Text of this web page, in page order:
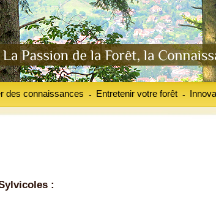
des connaissances Entretenir votre forêt
- -
: